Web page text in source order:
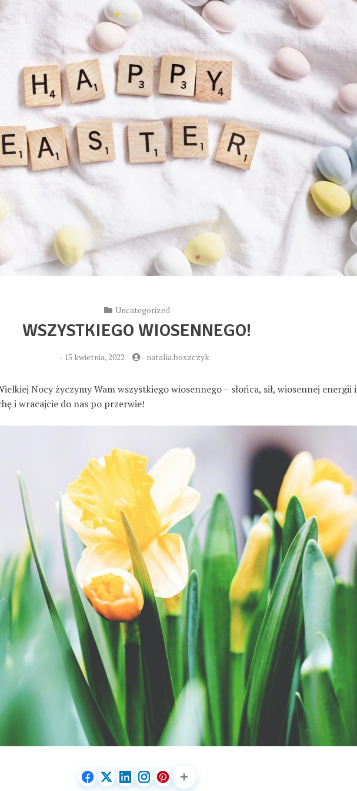
Uncategorized
WSZYSTKIEGO WIOSENNEGO!
- 15 kwietnia, 2022 - natalia.boszczyk
Nocy życzymy Wam wszystkiego wiosennego – słońca, sił, wiosennej energii i
i wracajcie do nas po przerwie!